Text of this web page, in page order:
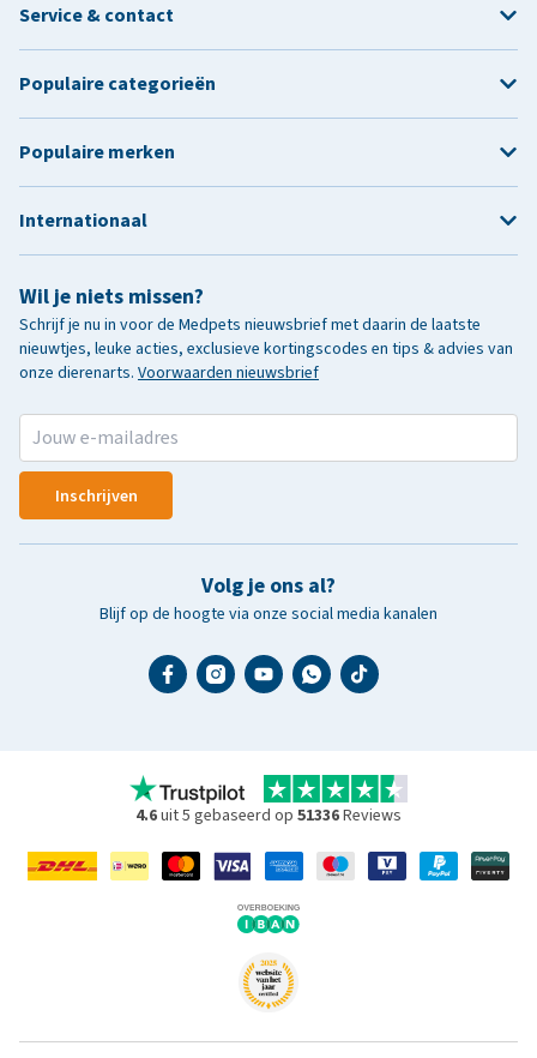
Wil je niets missen?
Schrijf je nu in voor de Medpets nieuwsbrief met daarin de laatste
nieuwtjes, leuke acties, exclusieve kortingscodes en tips & advies van
onze dierenarts. Voorwaarden nieuwsbrief
Inschrijven
Volg je ons al?
Blijf op de hoogte via onze social media kanalen
Service & contact
Populaire categorieën
Populaire merken
Internationaal
4.6uit 5 gebaseerd op 51336Reviews